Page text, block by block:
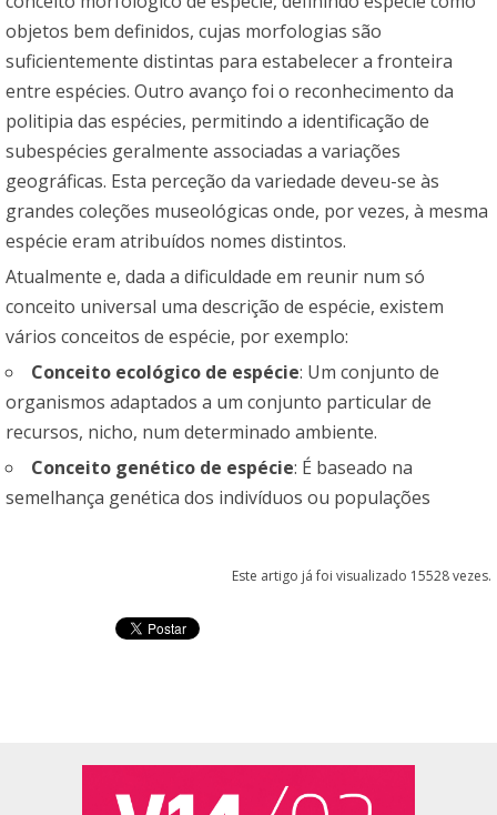
objetos bem definidos, cujas morfologias são
suficientemente distintas para estabelecer a fronteira
entre espécies. Outro avanço foi o reconhecimento da
politipia das espécies, permitindo a identificação de
subespécies geralmente associadas a variações
geográficas. Esta perceção da variedade deveu-se às
grandes coleções museológicas onde, por vezes, à mesma
espécie eram atribuídos nomes distintos.
Atualmente e, dada a dificuldade em reunir num só
conceito universal uma descrição de espécie, existem
vários conceitos de espécie, por exemplo:
Conceito ecológico de espécie: Um conjunto de
organismos adaptados a um conjunto particular de
recursos, nicho, num determinado ambiente.
Conceito genético de espécie: É baseado na
semelhança genética dos indivíduos ou populações
Este artigo já foi visualizado 15528 vezes.